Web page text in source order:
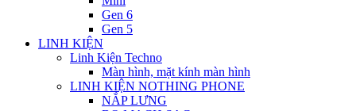
Gen 6
Gen 5
LINH KIỆN
Linh Kiện Techno
Màn hình, mặt kính màn hình
LINH KIỆN NOTHING PHONE
NẮP LƯNG